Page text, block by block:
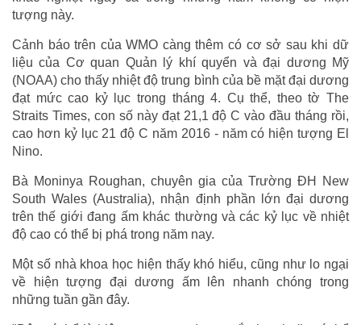
tượng này.
Cảnh báo trên của WMO càng thêm có cơ sở sau khi dữ
liệu của Cơ quan Quản lý khí quyển và đại dương Mỹ
(NOAA) cho thấy nhiệt độ trung bình của bề mặt đại dương
đạt mức cao kỷ lục trong tháng 4. Cụ thể, theo tờ The
Straits Times, con số này đạt 21,1 độ C vào đầu tháng rồi,
cao hơn kỷ lục 21 độ C năm 2016 - năm có hiện tượng El
Nino.
Bà Moninya Roughan, chuyên gia của Trường ĐH New
South Wales (Australia), nhận định phần lớn đại dương
trên thế giới đang ấm khác thường và các kỷ lục về nhiệt
độ cao có thể bị phá trong năm nay.
Một số nhà khoa học hiện thấy khó hiểu, cũng như lo ngại
về hiện tượng đại dương ấm lên nhanh chóng trong
những tuần gần đây.